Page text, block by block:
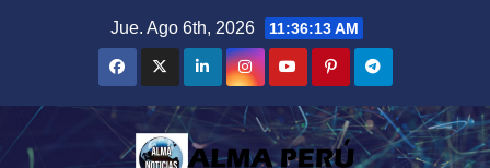
Jue. Ago 6th, 2026 11:36:14 AM